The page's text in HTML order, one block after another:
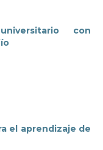
con
el aprendizaje de